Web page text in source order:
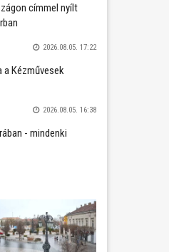
címmel nyílt
2026.08.05. 17:22
a Kézművesek
2026.08.05. 16:38
- mindenki